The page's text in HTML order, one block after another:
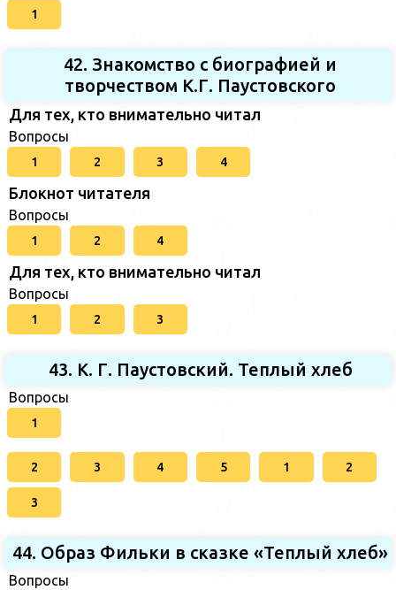
1
42. Знакомство с биографией и
творчеством К.Г. Паустовского
Для тех, кто внимательно читал
Вопросы
1 2 3 4
Блокнот читателя
Вопросы
1 2 4
Для тех, кто внимательно читал
Вопросы
1 2 3
43. К. Г. Паустовский. Теплый хлеб
Вопросы
1
2 3 4 5 1 2
3
44. Образ Фильки в сказке «Теплый хлеб»
Вопросы